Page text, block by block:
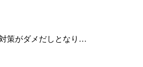
策がダメだしとなり…